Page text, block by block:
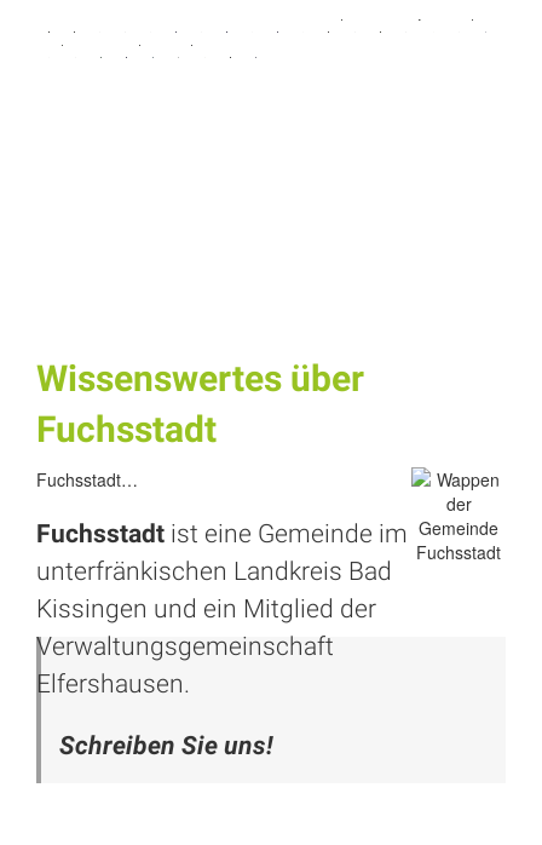
Wissenswertes über
Fuchsstadt
Fuchsstadt…
Fuchsstadt ist eine Gemeinde im
unterfränkischen Landkreis Bad
Kissingen und ein Mitglied der
Verwaltungsgemeinschaft
Elfershausen.
Schreiben Sie uns!